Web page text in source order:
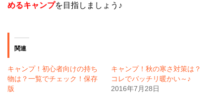
めるキャンプを目指しましょう♪
関連
キャンプ！初心者向けの持ち
物は？一覧でチェック！保存
版
キャンプ！秋の寒さ対策は？
コレでバッチリ暖かい～♪
2016年7月28日